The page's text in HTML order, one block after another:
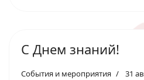
С Днем знаний!
События и мероприятия 31